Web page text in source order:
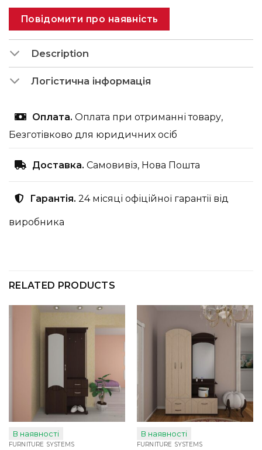
Повідомити про наявність
Description
Логістична інформація
Оплата. Оплата при отриманні товару,
Безготівково для юридичних осіб
Доставка. Самовивіз, Нова Пошта
Гарантія. 24 місяці офіційної гарантії від
виробника
RELATED PRODUCTS
В наявності
FURNITURE SYSTEMS
В наявності
FURNITURE SYSTEMS